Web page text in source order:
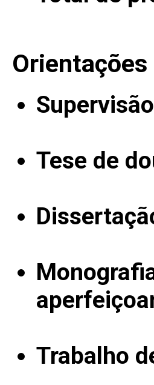
Tese de
Trabalho